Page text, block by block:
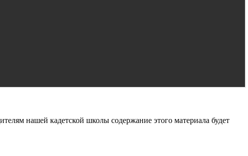
нашей кадетской школы содержание этого материала будет